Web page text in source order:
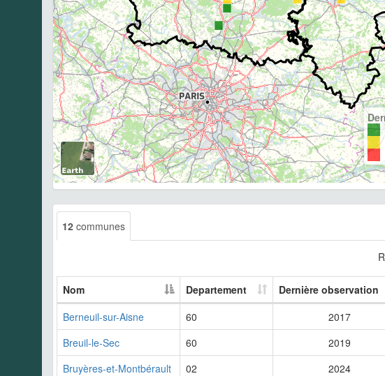
12 communes
Nom Departement Dernière observation
Berneuil-sur-Aisne
60 2017
Breuil-le-Sec
60 2019
Bruyères-et-Montbérault
02 2024